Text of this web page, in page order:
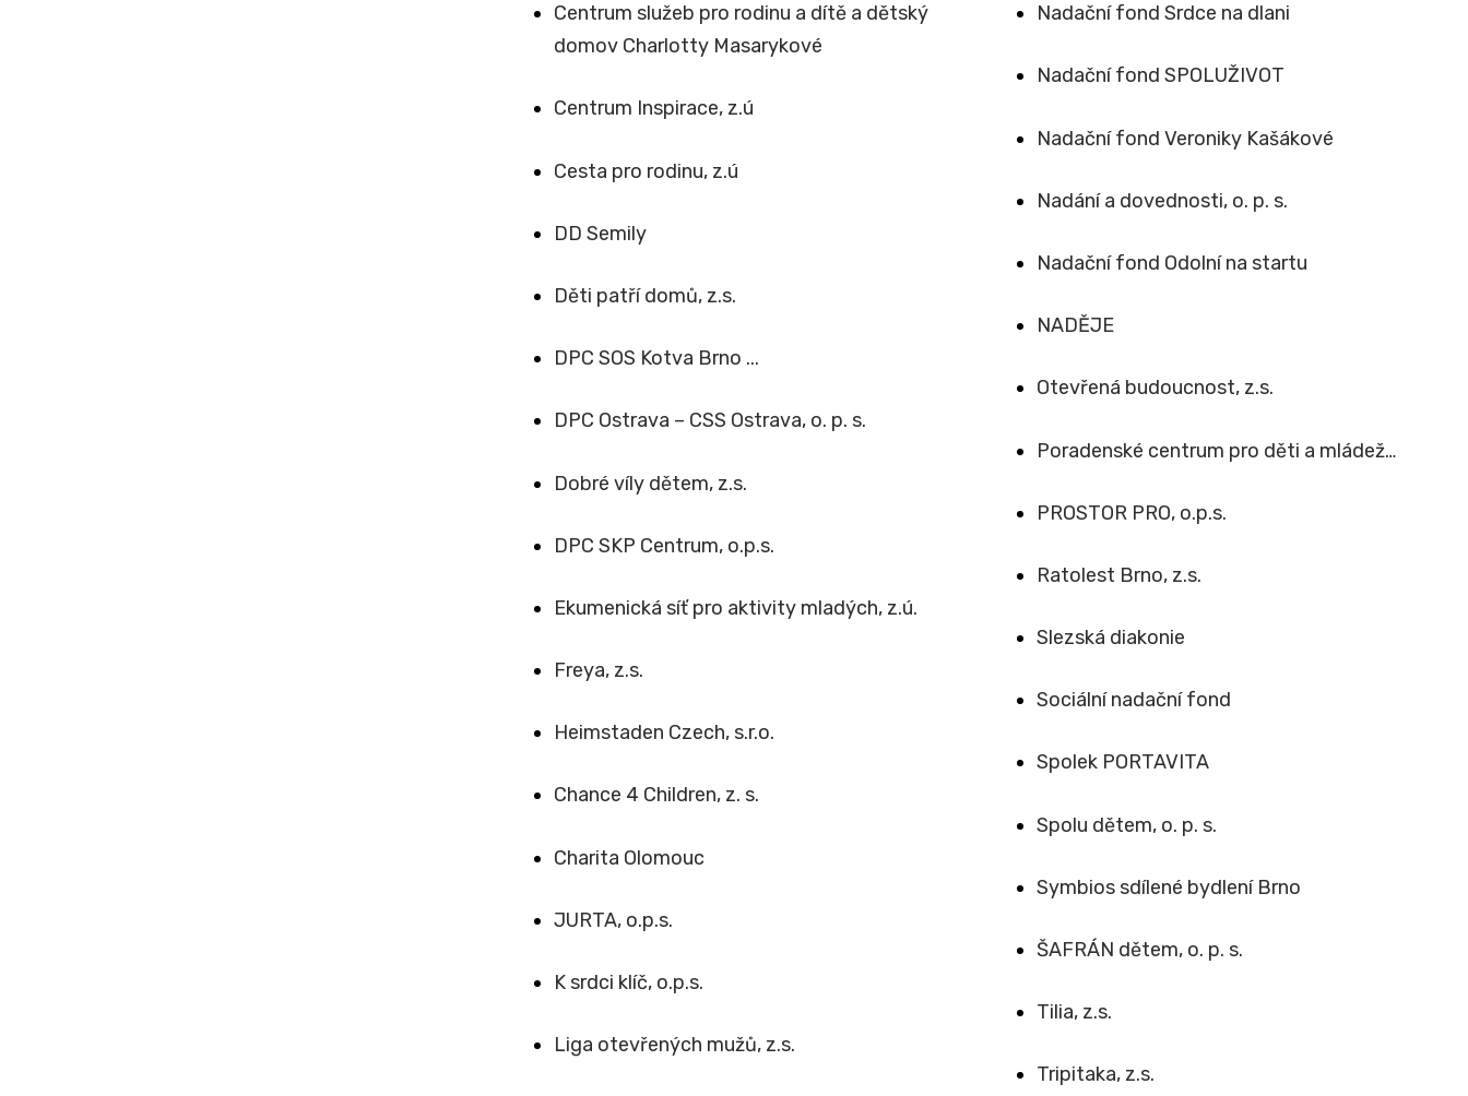
Centrum služeb pro rodinu a dítě a dětský
domov Charlotty Masarykové
Centrum Inspirace, z.ú
Cesta pro rodinu, z.ú
DD Semily
Děti patří domů, z.s.
DPC SOS Kotva Brno ...
DPC Ostrava – CSS Ostrava, o. p. s.
Dobré víly dětem, z.s.
DPC SKP Centrum, o.p.s.
Ekumenická síť pro aktivity mladých, z.ú.
Freya, z.s.
Heimstaden Czech, s.r.o.
Chance 4 Children, z. s.
Charita Olomouc
JURTA, o.p.s.
K srdci klíč, o.p.s.
Liga otevřených mužů, z.s.
Nadační fond Srdce na dlani
Nadační fond SPOLUŽIVOT
Nadační fond Veroniky Kašákové
Nadání a dovednosti, o. p. s.
Nadační fond Odolní na startu
NADĚJE
Otevřená budoucnost, z.s.
Poradenské centrum pro děti a mládež…
PROSTOR PRO, o.p.s.
Ratolest Brno, z.s.
Slezská diakonie
Sociální nadační fond
Spolek PORTAVITA
Spolu dětem, o. p. s.
Symbios sdílené bydlení Brno
ŠAFRÁN dětem, o. p. s.
Tilia, z.s.
Tripitaka, z.s.